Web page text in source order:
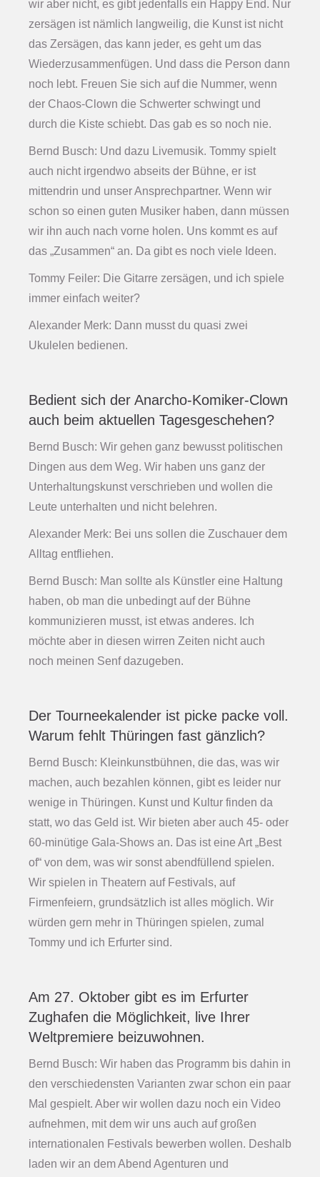
wir aber nicht, es gibt jedenfalls ein Happy End. Nur
zersägen ist nämlich langweilig, die Kunst ist nicht
das Zersägen, das kann jeder, es geht um das
Wiederzusammenfügen. Und dass die Person dann
noch lebt. Freuen Sie sich auf die Nummer, wenn
der Chaos-Clown die Schwerter schwingt und
durch die Kiste schiebt. Das gab es so noch nie.
Bernd Busch: Und dazu Livemusik. Tommy spielt
auch nicht irgendwo abseits der Bühne, er ist
mittendrin und unser Ansprechpartner. Wenn wir
schon so einen guten Musiker haben, dann müssen
wir ihn auch nach vorne holen. Uns kommt es auf
das „Zusammen“ an. Da gibt es noch viele Ideen.
Tommy Feiler: Die Gitarre zersägen, und ich spiele
immer einfach weiter?
Alexander Merk: Dann musst du quasi zwei
Ukulelen bedienen.
Bedient sich der Anarcho-Komiker-Clown
auch beim aktuellen Tagesgeschehen?
Bernd Busch: Wir gehen ganz bewusst politischen
Dingen aus dem Weg. Wir haben uns ganz der
Unterhaltungskunst verschrieben und wollen die
Leute unterhalten und nicht belehren.
Alexander Merk: Bei uns sollen die Zuschauer dem
Alltag entfliehen.
Bernd Busch: Man sollte als Künstler eine Haltung
haben, ob man die unbedingt auf der Bühne
kommunizieren musst, ist etwas anderes. Ich
möchte aber in diesen wirren Zeiten nicht auch
noch meinen Senf dazugeben.
Der Tourneekalender ist picke packe voll.
Warum fehlt Thüringen fast gänzlich?
Bernd Busch: Kleinkunstbühnen, die das, was wir
machen, auch bezahlen können, gibt es leider nur
wenige in Thüringen. Kunst und Kultur finden da
statt, wo das Geld ist. Wir bieten aber auch 45- oder
60-minütige Gala-Shows an. Das ist eine Art „Best
of“ von dem, was wir sonst abendfüllend spielen.
Wir spielen in Theatern auf Festivals, auf
Firmenfeiern, grundsätzlich ist alles möglich. Wir
würden gern mehr in Thüringen spielen, zumal
Tommy und ich Erfurter sind.
Am 27. Oktober gibt es im Erfurter
Zughafen die Möglichkeit, live Ihrer
Weltpremiere beizuwohnen.
Bernd Busch: Wir haben das Programm bis dahin in
den verschiedensten Varianten zwar schon ein paar
Mal gespielt. Aber wir wollen dazu noch ein Video
aufnehmen, mit dem wir uns auch auf großen
internationalen Festivals bewerben wollen. Deshalb
laden wir an dem Abend Agenturen und